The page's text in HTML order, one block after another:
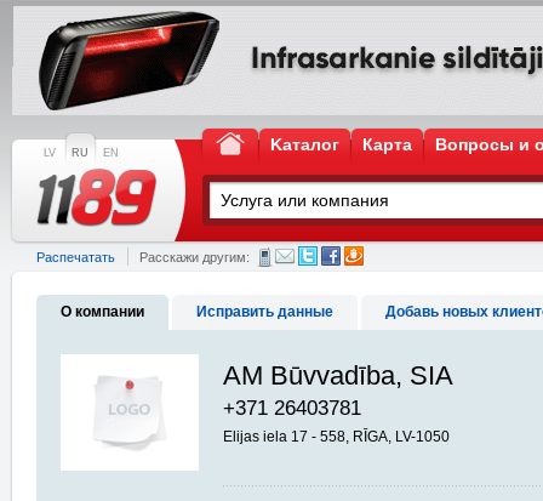
LV RU EN Kаталог Карта Вопросы и
Распечатать Расскажи другим:
О компании Исправить данные Добавь новых
AM Būvvadība, SIA
+371 26403781
Elijas iela 17 - 558, RĪGA, LV-1050